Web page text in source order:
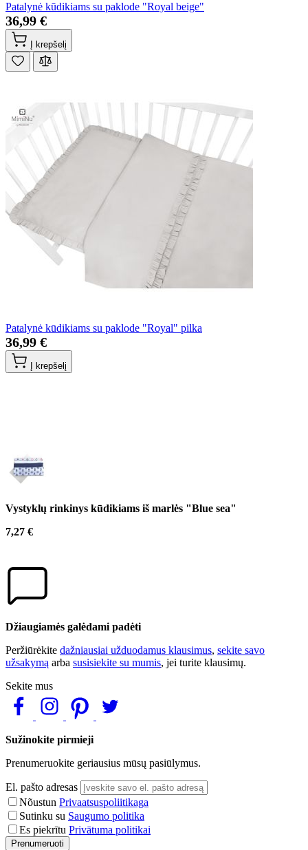
Patalynė kūdikiams su paklode "Royal beige"
36,99 €
Į krepšelį
Patalynė kūdikiams su paklode "Royal" pilka
36,99 €
Į krepšelį
Vystyklų rinkinys kūdikiams iš marlės "Blue sea"
7,27 €
Džiaugiamės galėdami padėti
Peržiūrėkite dažniausiai užduodamus klausimus, sekite savo
užsakymą arba susisiekite su mumis, jei turite klausimų.
Sekite mus
Sužinokite pirmieji
Prenumeruokite geriausius mūsų pasiūlymus.
El. pašto adresas
Nõustun Privaatsuspoliitikaga
Sutinku su Saugumo politika
Es piekrītu Privātuma politikai
Prenumeruoti